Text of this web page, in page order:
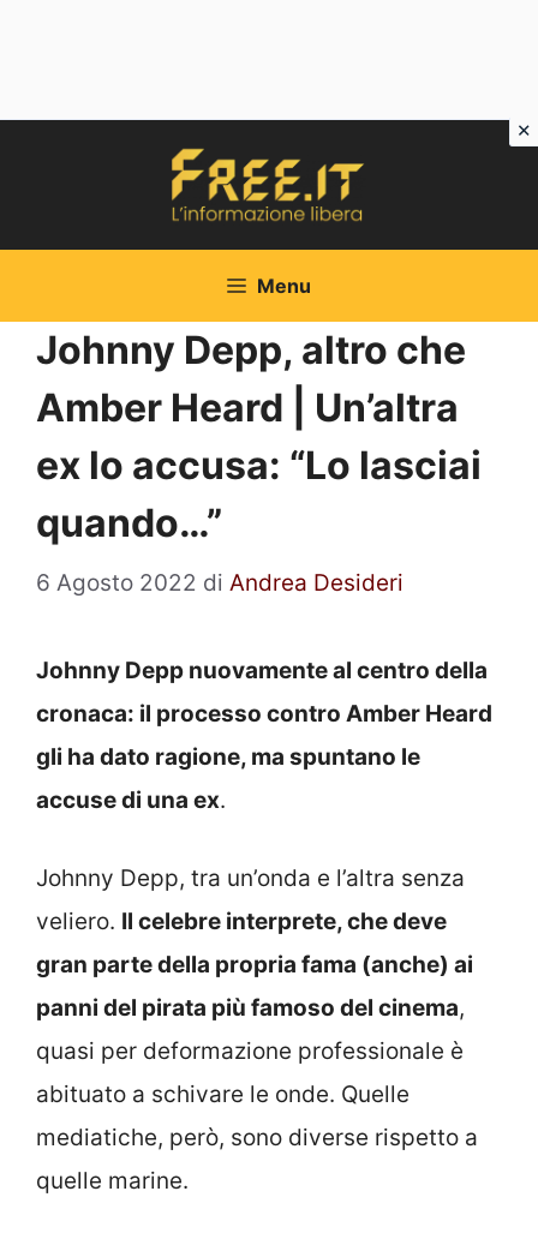
Menu
Johnny Depp, altro che
Amber Heard | Un’altra
ex lo accusa: “Lo lasciai
quando…”
6 Agosto 2022 di Andrea Desideri
Johnny Depp nuovamente al centro della
cronaca: il processo contro Amber Heard
gli ha dato ragione, ma spuntano le
accuse di una ex.
Johnny Depp, tra un’onda e l’altra senza
veliero. Il celebre interprete, che deve
gran parte della propria fama (anche) ai
panni del pirata più famoso del cinema,
quasi per deformazione professionale è
abituato a schivare le onde. Quelle
mediatiche, però, sono diverse rispetto a
quelle marine.